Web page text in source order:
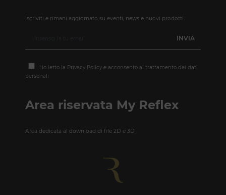
Iscriviti e rimani aggiornato su eventi, news e nuovi prodotti.
Ho letto la Privacy Policy e acconsento al trattamento dei dati
personali
Area riservata My Reflex
Area dedicata al download di file 2D e 3D